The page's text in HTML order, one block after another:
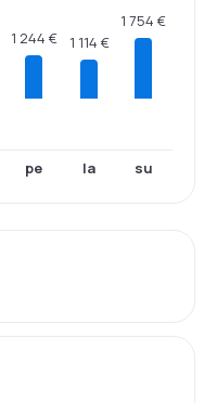
1 244 €
pe
1 114 €
la
1 754 €
su